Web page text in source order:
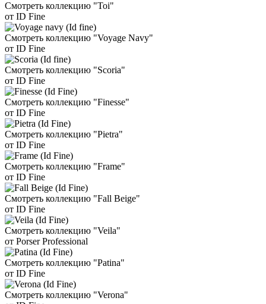
Смотреть коллекцию "Toi"
от ID Fine
Смотреть коллекцию "Voyage Navy"
от ID Fine
Смотреть коллекцию "Scoria"
от ID Fine
Смотреть коллекцию "Finesse"
от ID Fine
Смотреть коллекцию "Pietra"
от ID Fine
Смотреть коллекцию "Frame"
от ID Fine
Смотреть коллекцию "Fall Beige"
от ID Fine
Смотреть коллекцию "Veila"
от Porser Professional
Смотреть коллекцию "Patina"
от ID Fine
Смотреть коллекцию "Verona"